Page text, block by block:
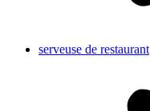
serveuse de restaurant